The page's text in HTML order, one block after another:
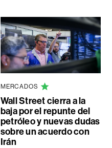
MERCADOS
Wall Street cierra a la
baja por el repunte del
petróleo y nuevas dudas
sobre un acuerdo con
Irán